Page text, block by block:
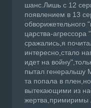
шанс.Лишь с 12
появлением в 13
обворижетельного
царства-агрессора
сражались,я
интересно,стало
идет на
пытал генеральшу
та попала в
вытекающими из
жертва,примиримы